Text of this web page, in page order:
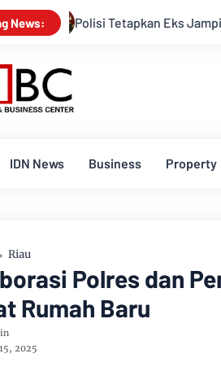
News: Eks Jampidsus Febrie
IDN News Business Property
Riau
Polres dan
Rumah Baru
2025